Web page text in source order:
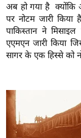
खे
ल
क्रि
के
P
L
2
0
अब हो गया है क्योंकि
पर नोटम जारी किया
पाकिस्तान ने
एएमएन जारी किया
सागर के एक हिस्से को